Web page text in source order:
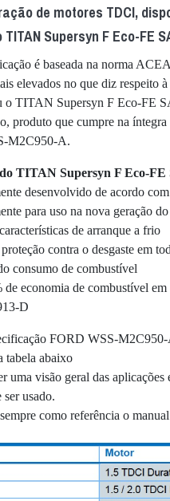
de motores TDCI,
Supersyn F Eco-FE
é baseada na norma
elevados no que diz respeito
o TITAN Supersyn F Eco-FE
produto que cumpre na
M2C950-A.
TITAN Supersyn F Eco-FE
desenvolvido de acordo
para uso na nova geração
de arranque a frio
contra o desgaste em
consumo de combustível
de economia de combustível
D
FORD WSS-
tabela abaixo
uma visão geral das
usado.
como referência o